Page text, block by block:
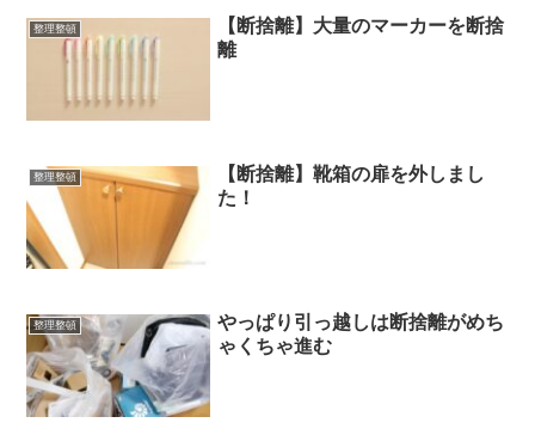
ました。Screenshotここ近年は、メルカ
リは買う...
整理整頓
【断捨離】大量のマーカーを断捨
離
整理整頓
【断捨離】靴箱の扉を外しまし
た！
整理整頓
やっぱり引っ越しは断捨離がめち
ゃくちゃ進む